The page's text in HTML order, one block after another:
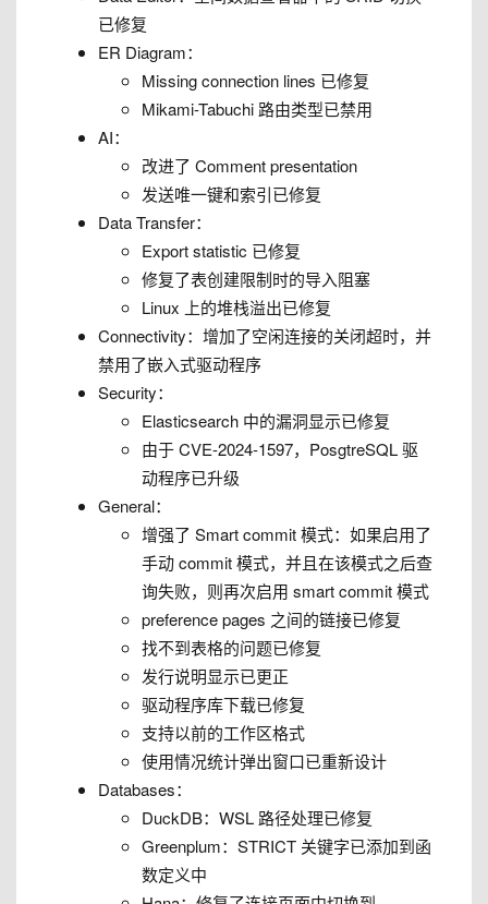
已修复
ER Diagram：
Missing connection lines 已修复
Mikami-Tabuchi 路由类型已禁用
AI：
改进了 Comment presentation
发送唯一键和索引已修复
Data Transfer：
Export statistic 已修复
修复了表创建限制时的导入阻塞
Linux 上的堆栈溢出已修复
Connectivity：增加了空闲连接的关闭超时，并
禁用了嵌入式驱动程序
Security：
Elasticsearch 中的漏洞显示已修复
由于 CVE-2024-1597，PosgtreSQL 驱
动程序已升级
General：
增强了 Smart commit 模式：如果启用了
手动 commit 模式，并且在该模式之后查
询失败，则再次启用 smart commit 模式
preference pages 之间的链接已修复
找不到表格的问题已修复
发行说明显示已更正
驱动程序库下载已修复
支持以前的工作区格式
使用情况统计弹出窗口已重新设计
Databases：
DuckDB：WSL 路径处理已修复
Greenplum：STRICT 关键字已添加到函
数定义中